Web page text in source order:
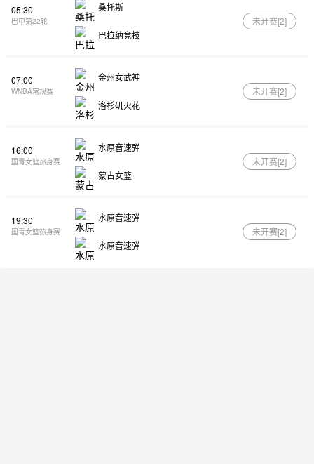
05:30
巴甲第22轮
桑托斯
巴拉纳竞技
未开赛[2]
07:00
WNBA常规赛
金州女武神
洛杉矶火花
未开赛[2]
16:00
国青女篮热身赛
水原音速弹
蒙古女篮
未开赛[2]
19:30
国青女篮热身赛
水原音速弹
水原音速弹
未开赛[2]